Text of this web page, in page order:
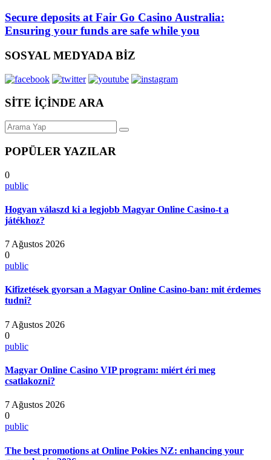
Secure deposits at Fair Go Casino Australia:
Ensuring your funds are safe while you
SOSYAL MEDYADA BİZ
SİTE İÇİNDE ARA
POPÜLER YAZILAR
0
public
Hogyan válaszd ki a legjobb Magyar Online Casino-t a
játékhoz?
7 Ağustos 2026
0
public
Kifizetések gyorsan a Magyar Online Casino-ban: mit érdemes
tudni?
7 Ağustos 2026
0
public
Magyar Online Casino VIP program: miért éri meg
csatlakozni?
7 Ağustos 2026
0
public
The best promotions at Online Pokies NZ: enhancing your